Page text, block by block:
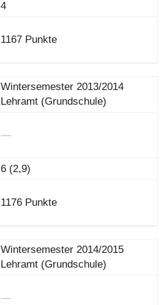
4
1167 Punkte
Wintersemester 2013/2014
Lehramt (Grundschule)
―
6 (2,9)
1176 Punkte
Wintersemester 2014/2015
Lehramt (Grundschule)
―